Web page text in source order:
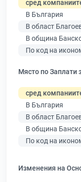
сред
В България
В област
В община
По код на
Място по Заплати
сред
В България
В област
В община
По код на
Изменения на